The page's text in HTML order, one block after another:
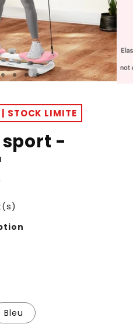
| STOCK LIMITE
sport -
Bleu